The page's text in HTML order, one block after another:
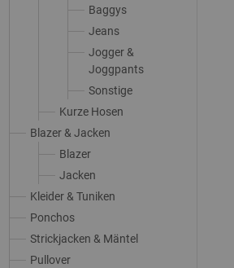
Baggys
Jeans
Jogger &
Joggpants
Sonstige
Kurze Hosen
Blazer & Jacken
Blazer
Jacken
Kleider & Tuniken
Ponchos
Strickjacken & Mäntel
Pullover